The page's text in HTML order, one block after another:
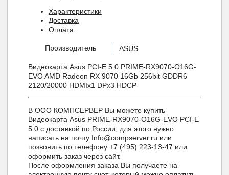
Характеристики
Доставка
Оплата
Производитель ASUS
Видеокарта Asus PCI-E 5.0 PRIME-RX9070-O16G-
EVO AMD Radeon RX 9070 16Gb 256bit GDDR6
2120/20000 HDMIx1 DPx3 HDCP
В ООО КОМПСЕРВЕР Вы можете купить
Видеокарта Asus PRIME-RX9070-O16G-EVO PCI-E
5.0 с доставкой по России, для этого нужно
написать на почту Info@compserver.ru или
позвонить по телефону +7 (495) 223-13-47 или
оформить заказ через сайт.
После оформления заказа Вы получаете на